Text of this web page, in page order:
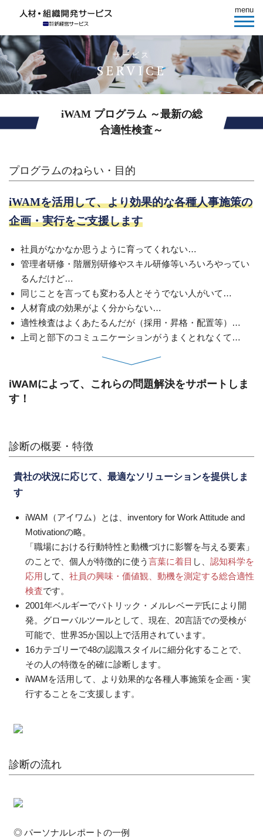
menu
サービス
SERVICE
iWAM プログラム ～最新の総
合適性検査～
プログラムのねらい・目的
iWAMを活用して、より効果的な各種人事施策の
企画・実行をご支援します
社員がなかなか思うように育ってくれない…
管理者研修・階層別研修やスキル研修等いろいろやってい
るんだけど…
同じことを言っても変わる人とそうでない人がいて…
人材育成の効果がよく分からない…
適性検査はよくあたるんだが（採用・昇格・配置等）…
上司と部下のコミュニケーションがうまくとれなくて…
iWAMによって、これらの問題解決をサポートしま
す！
診断の概要・特徴
貴社の状況に応じて、最適なソリューションを提供しま
す
iWAM（アイワム）とは、inventory for Work Attitude and
Motivationの略。
「職場における行動特性と動機づけに影響を与える要素」
のことで、個人が特徴的に使う 言葉に着目 し、 認知科学を
応用 して、 社員の興味・価値観、動機を測定する総合適性
検査です。
2001年ベルギーでパトリック・メルレベーデ氏により開
発。グローバルツールとして、現在、20言語での受検が
可能で、世界35か国以上で活用されています。
16カテゴリーで48の認識スタイルに細分化することで、
その人の特徴を的確に診断します。
iWAMを活用して、より効果的な各種人事施策を企画・実
行することをご支援します。
診断の流れ
パーソナルレポートの一例